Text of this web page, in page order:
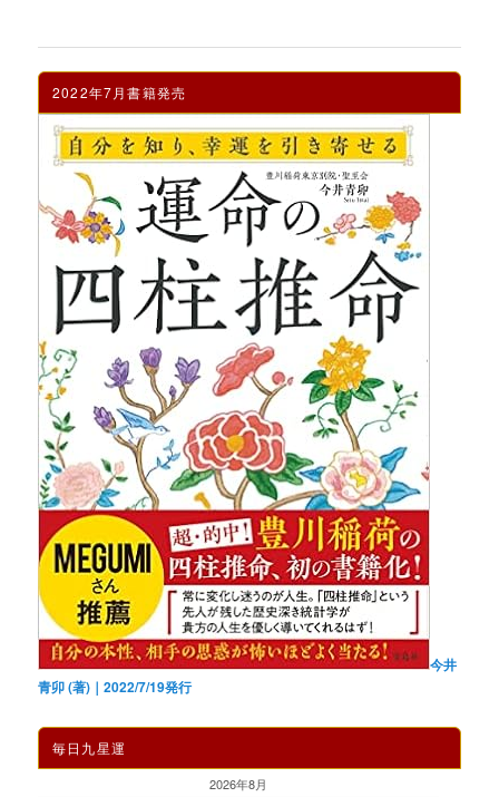
2022年7月書籍発売
今井
青卯 (著)｜2022/7/19発行
毎日九星運
2026年8月